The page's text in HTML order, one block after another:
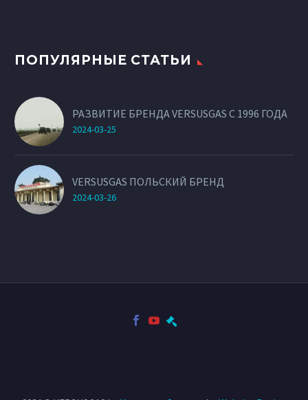
ПОПУЛЯРНЫЕ СТАТЬИ
РАЗВИТИЕ БРЕНДА VERSUSGAS С 1996 ГОДА
2024-03-25
VERSUSGAS ПОЛЬСКИЙ БРЕНД
2024-03-26